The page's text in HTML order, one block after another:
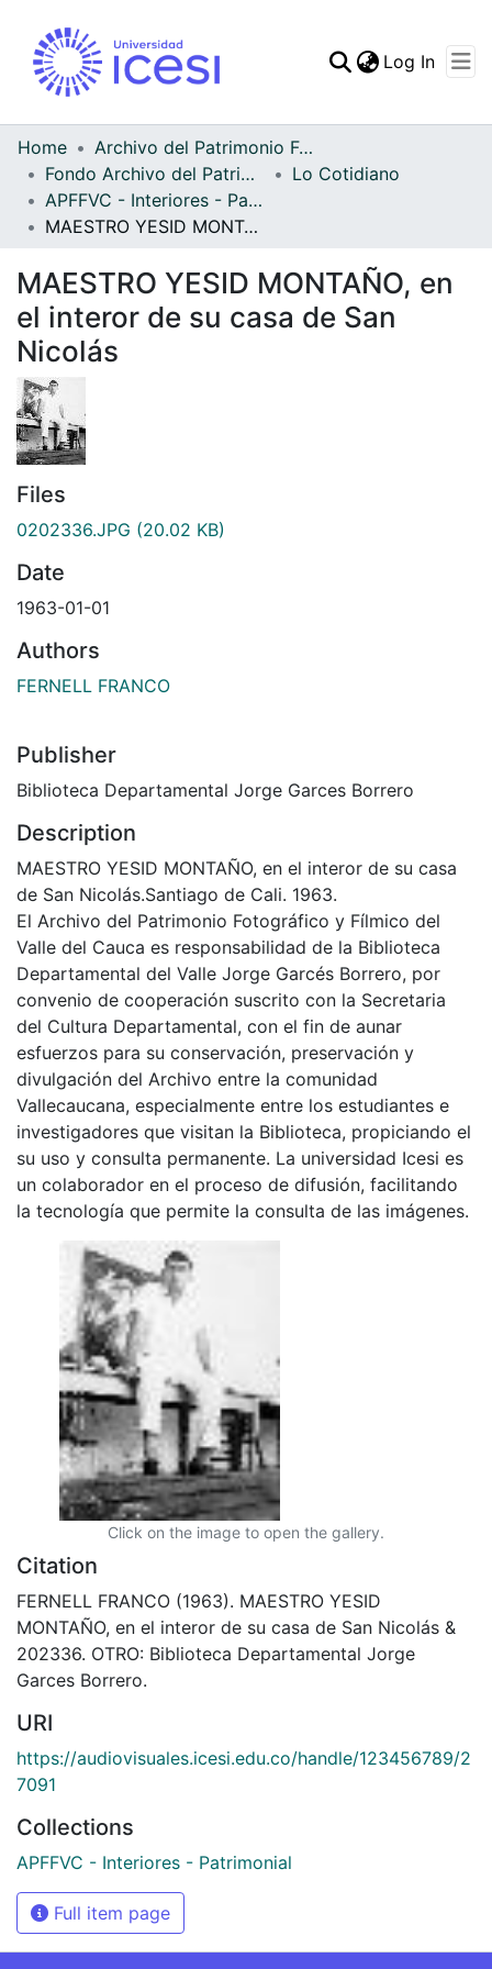
Statistics
Log In
Home
Archivo del Patrimonio Fotográfico y Fílmico del Valle del Cauca
Fondo Archivo del Patrimonio Fotográfico y Fílmico del Valle del Cauca
Lo Cotidiano
APFFVC - Interiores - Patrimonial
MAESTRO YESID MONTAÑO, en el interor de su casa de San Nicolás
MAESTRO YESID MONTAÑO, en
el interor de su casa de San
Nicolás
Files
0202336.JPG (20.02 KB)
Date
1963-01-01
Authors
FERNELL FRANCO
Publisher
Biblioteca Departamental Jorge Garces Borrero
Description
MAESTRO YESID MONTAÑO, en el interor de su casa
de San Nicolás.Santiago de Cali. 1963.
El Archivo del Patrimonio Fotográfico y Fílmico del
Valle del Cauca es responsabilidad de la Biblioteca
Departamental del Valle Jorge Garcés Borrero, por
convenio de cooperación suscrito con la Secretaria
del Cultura Departamental, con el fin de aunar
esfuerzos para su conservación, preservación y
divulgación del Archivo entre la comunidad
Vallecaucana, especialmente entre los estudiantes e
investigadores que visitan la Biblioteca, propiciando el
su uso y consulta permanente. La universidad Icesi es
un colaborador en el proceso de difusión, facilitando
la tecnología que permite la consulta de las imágenes.
Click on the image to open the gallery.
Citation
FERNELL FRANCO (1963). MAESTRO YESID
MONTAÑO, en el interor de su casa de San Nicolás &
202336. OTRO: Biblioteca Departamental Jorge
Garces Borrero.
URI
https://audiovisuales.icesi.edu.co/handle/123456789/2
7091
Collections
APFFVC - Interiores - Patrimonial
Full item page